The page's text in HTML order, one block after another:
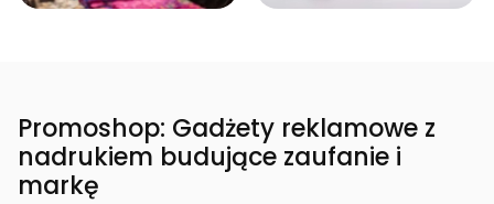
Promoshop: Gadżety reklamowe z
nadrukiem budujące zaufanie i
markę